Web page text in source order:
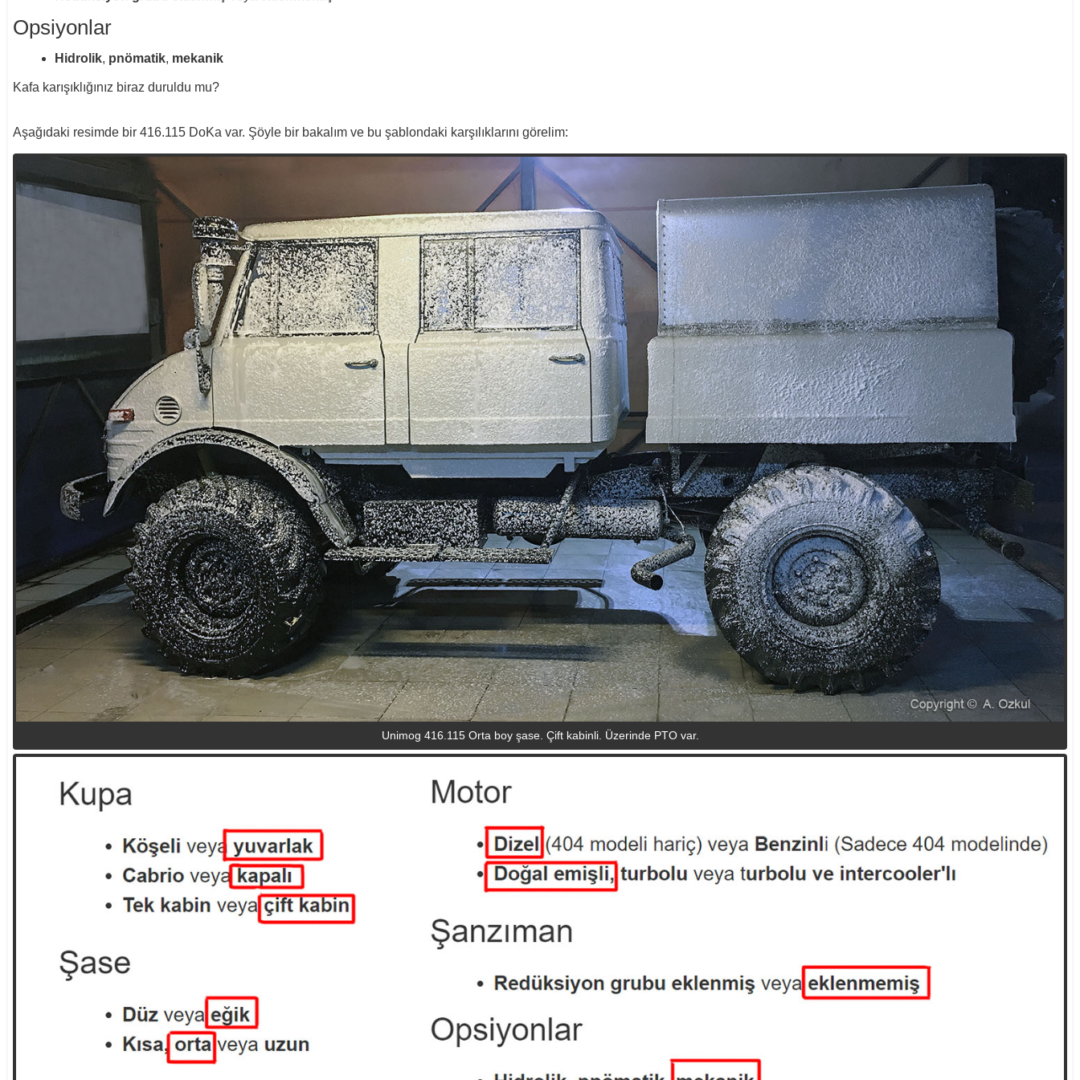
Opsiyonlar
Hidrolik, pnömatik, mekanik
Kafa karışıklığınız biraz duruldu mu?
Aşağıdaki resimde bir 416.115 DoKa var. Şöyle bir bakalım ve bu şablondaki karşılıklarını görelim:
Unimog 416.115 Orta boy şase. Çift kabinli. Üzerinde PTO var.